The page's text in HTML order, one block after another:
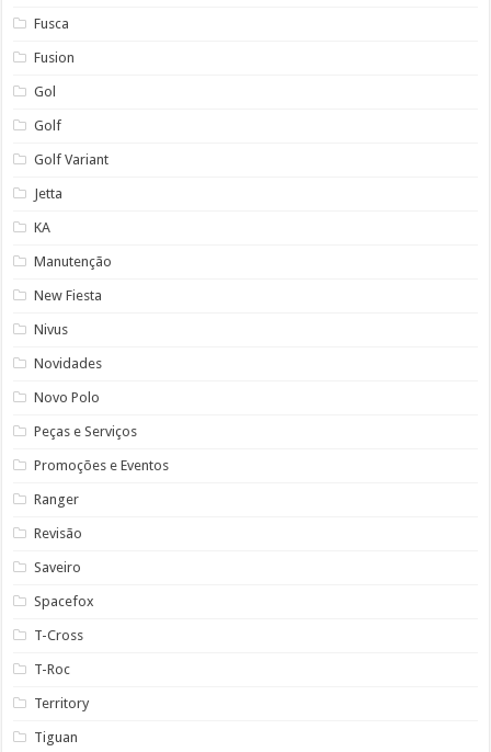
Fusca
Fusion
Gol
Golf
Golf Variant
Jetta
KA
Manutenção
New Fiesta
Nivus
Novidades
Novo Polo
Peças e Serviços
Promoções e Eventos
Ranger
Revisão
Saveiro
Spacefox
T-Cross
T-Roc
Territory
Tiguan